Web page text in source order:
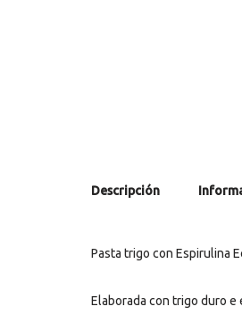
Descripción
Pasta trigo con Espirulina
Elaborada con trigo duro e